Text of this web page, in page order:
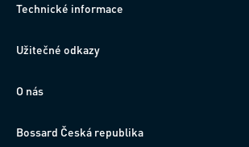
Technické informace
Užitečné odkazy
O nás
Bossard Česká republika